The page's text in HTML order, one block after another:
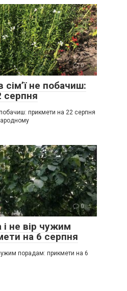
0
не побачиш:
серпня
побачиш: прикмети на 22 серпня
0
не вір чужим
на 6 серпня
порадам: прикмети на 6